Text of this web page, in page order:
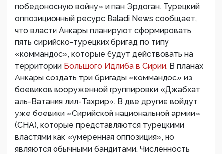
победоносную войну» и пан Эрдоган. Турецкий
оппозиционный ресурс Baladi News сообщает,
что власти Анкары планируют сформировать
пять сирийско-турецких бригад по типу
«коммандос», которые будут действовать на
территории Большого Идлиба в Сирии. В планах
Анкары создать три бригады «коммандос» из
боевиков вооруженной группировки «Джабхат
аль-Ватания лил-Тахрир». В две другие войдут
уже боевики «Сирийской национальной армии»
(СНА), которые представляются турецкими
властями как «умеренная оппозиция», но
являются обычными бандитами. Численность